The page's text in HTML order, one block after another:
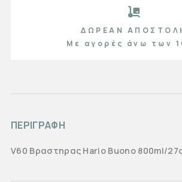
ΠΕΡΙΓΡΑΦΗ
V60 Βραστηρας Hario Buono 800ml/
ΔΩΡΕΆΝ
Με αγορές άνω των